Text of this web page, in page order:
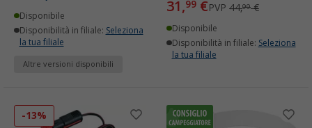
Disponibile
Disponibilità in filiale: Seleziona
la tua filiale
Altre versioni disponibili
31,99 €PVP 44,99€
Disponibile
Disponibilità in filiale: Seleziona
la tua filiale
-13%